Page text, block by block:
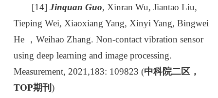
[14]Jinquan Guo, Xinran Wu, Jiantao Liu,
Tieping Wei, Xiaoxiang Yang, Xinyi Yang, Bingwei
He ，Weihao Zhang. Non-contact vibration sensor
using deep learning and image processing.
Measurement, 2021,183: 109823 (中科院二区，
TOP期刊)